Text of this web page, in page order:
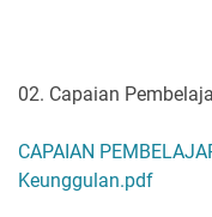
02. Capaian
CAPAIAN
Keunggulan.pdf